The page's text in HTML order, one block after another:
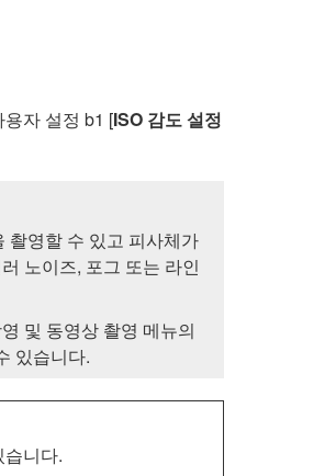
자 설정 b1 [ISO 감도 설정
촬영할 수 있고 피사체가
노이즈, 포그 또는 라인
및 동영상 촬영 메뉴의
있습니다.
니다.